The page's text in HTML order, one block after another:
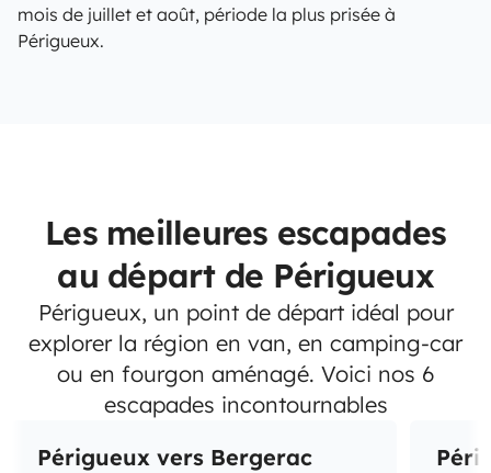
mois de juillet et août, période la plus prisée à
Périgueux.
Les meilleures escapades
au départ de Périgueux
Périgueux, un point de départ idéal pour
explorer la région en van, en camping-car
ou en fourgon aménagé. Voici nos 6
escapades incontournables
Périgueux vers Bergerac